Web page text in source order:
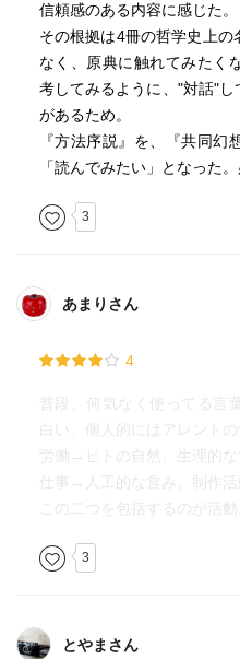
信頼感のある内容に感じた。
その根拠は4冊の哲学史上
なく、原典に触れてみたく
考してみるように、"対話"
があるため。
『方法序説』を、『共同幻
「読んでみたい」となった
3
あまりさん
4
普段、何気なく使ってる言
白い。個人的にはアレントの
労働→ヒトの自然、生理的な
仕事→人工的な営み、制作活
この二つを包括するのが活動
3
とやまさん